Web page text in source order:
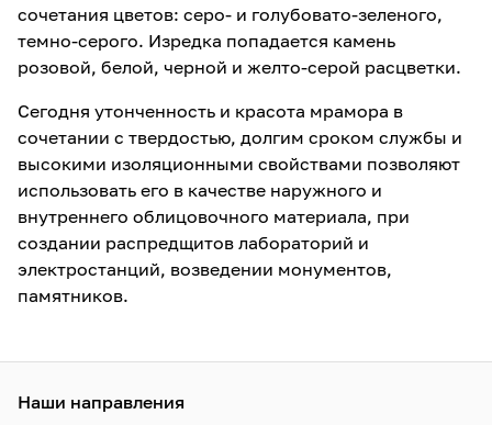
сочетания цветов: серо- и голубовато-зеленого,
темно-серого. Изредка попадается камень
розовой, белой, черной и желто-серой расцветки.
Сегодня утонченность и красота мрамора в
сочетании с твердостью, долгим сроком службы и
высокими изоляционными свойствами позволяют
использовать его в качестве наружного и
внутреннего облицовочного материала, при
создании распредщитов лабораторий и
электростанций, возведении монументов,
памятников.
Наши направления